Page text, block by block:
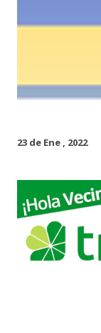
23 de Ene , 2022